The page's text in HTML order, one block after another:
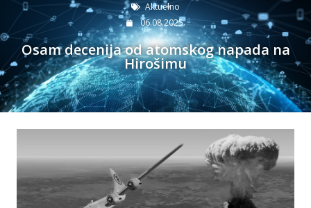
Aktuelno
06.08.2025.
Osam decenija od atomskog napada na
Hirošimu